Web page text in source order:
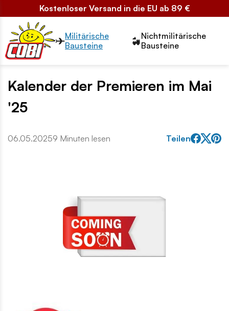
Kostenloser Versand in die EU ab 89 €
Przełącznik segmentów2
Militärische
Bausteine
Nichtmilitärische
Bausteine
Kalender der Premieren im Mai
'25
06.05.20259 Minuten lesen Teilen